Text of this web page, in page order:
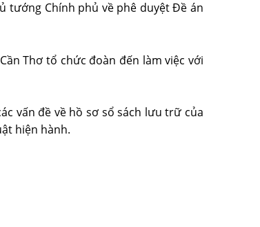
tướng Chính phủ về phê duyệt Đề án
Thơ tổ chức đoàn đến làm việc với
vấn đề về hồ sơ sổ sách lưu trữ của
hiện hành.